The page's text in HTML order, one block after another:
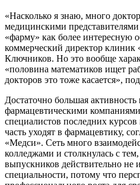
«Насколько я знаю, много
медицинскими
«фарму» как более интересную
коммерческий директор клиник
Ключников. Но это вообще
«половина математиков ищет
докторов это тоже касается»,
Достаточно большая
фармацевтическими
специалистов последних
часть уходят в фармацевтику,
«Медси». Сеть много
колледжами и столкнулась с
выпускников действительно не
специальности, потому что